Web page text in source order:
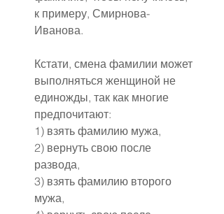
к примеру, Смирнова-
Иванова.
Кстати, смена фамилии может
выполняться женщиной не
единожды, так как многие
предпочитают:
1) взять фамилию мужа,
2) вернуть свою после
развода,
3) взять фамилию второго
мужа,